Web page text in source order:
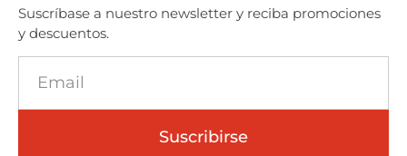
Suscríbase a nuestro newsletter y reciba promociones
y descuentos.
Suscribirse